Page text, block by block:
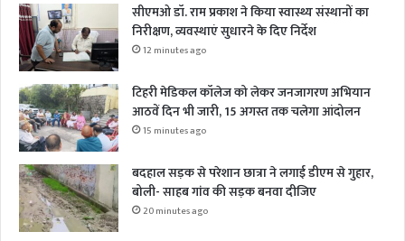
सीएमओ डॉ. राम प्रकाश ने किया स्वास्थ्य संस्थानों का
निरीक्षण, व्यवस्थाएं सुधारने के दिए निर्देश
12 minutes ago
टिहरी मेडिकल कॉलेज को लेकर जनजागरण अभियान
आठवें दिन भी जारी, 15 अगस्त तक चलेगा आंदोलन
15 minutes ago
बदहाल सड़क से परेशान छात्रा ने लगाई डीएम से गुहार,
बोली- साहब गांव की सड़क बनवा दीजिए
20 minutes ago